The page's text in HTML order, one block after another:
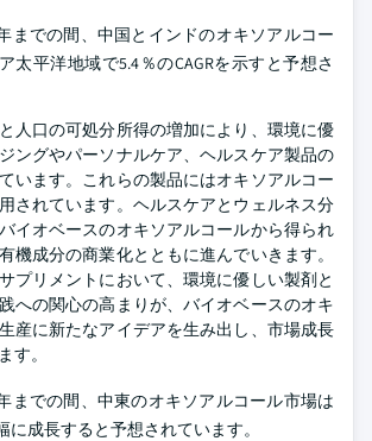
までの間、中国とインドのオキソアルコー
太平洋地域で5.4％のCAGRを示すと予想さ
人口の可処分所得の増加により、環境に優
ングやパーソナルケア、ヘルスケア製品の
います。これらの製品にはオキソアルコー
されています。ヘルスケアとウェルネス分
イオベースのオキソアルコールから得られ
機成分の商業化とともに進んでいきます。
プリメントにおいて、環境に優しい製剤と
への関心の高まりが、バイオベースのオキ
産に新たなアイデアを生み出し、市場成長
す。
までの間、中東のオキソアルコール市場は
に成長すると予想されています。